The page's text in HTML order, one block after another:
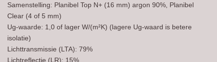
Samenstelling: Planibel Top N+ (16 mm) argon 90%, Planibel
Clear (4 of 5 mm)
Ug-waarde: 1,0 of lager W/(m²K) (lagere Ug-waard is betere
isolatie)
Lichttransmissie (LTA): 79%
Lichtreflectie (LR): 15%